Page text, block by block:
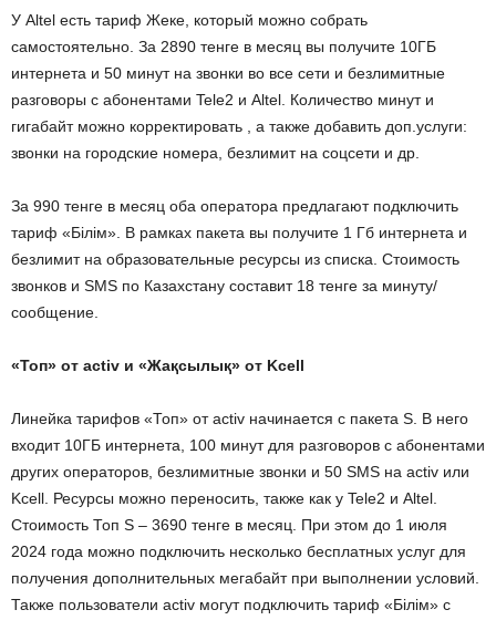
У Altel есть тариф Жеке, который можно собрать
самостоятельно. За 2890 тенге в месяц вы получите 10ГБ
интернета и 50 минут на звонки во все сети и безлимитные
разговоры с абонентами Tele2 и Altel. Количество минут и
гигабайт можно корректировать , а также добавить доп.услуги:
звонки на городские номера, безлимит на соцсети и др.
За 990 тенге в месяц оба оператора предлагают подключить
тариф «Білім». В рамках пакета вы получите 1 Гб интернета и
безлимит на образовательные ресурсы из списка. Стоимость
звонков и SMS по Казахстану составит 18 тенге за минуту/
сообщение.
«Топ» от activ и «Жақсылық» от Kcell
Линейка тарифов «Топ» от activ начинается с пакета S. В него
входит 10ГБ интернета, 100 минут для разговоров с абонентами
других операторов, безлимитные звонки и 50 SMS на activ или
Kcell. Ресурсы можно переносить, также как у Tele2 и Altel.
Стоимость Топ S – 3690 тенге в месяц. При этом до 1 июля
2024 года можно подключить несколько бесплатных услуг для
получения дополнительных мегабайт при выполнении условий.
Также пользователи activ могут подключить тариф «Білім» с